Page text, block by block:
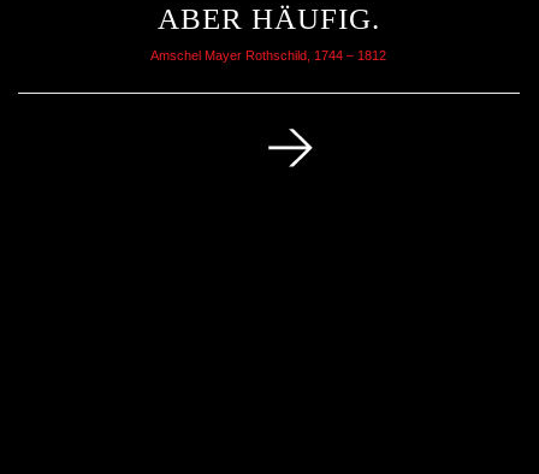
ABER HÄUFIG.
Amschel Mayer Rothschild, 1744 – 1812